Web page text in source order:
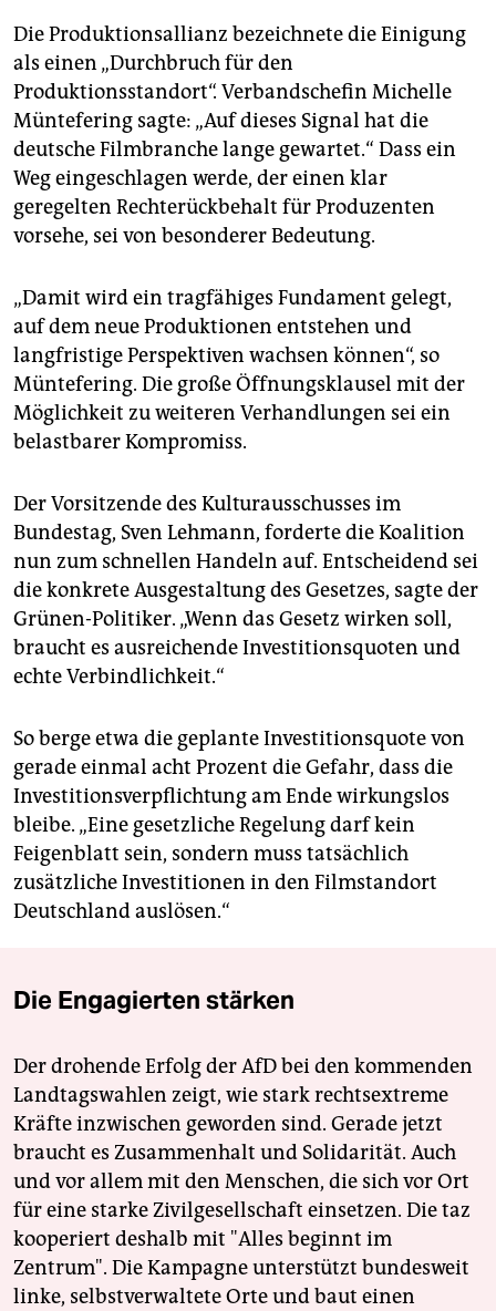
Die Produktionsallianz bezeichnete die Einigung
als einen „Durchbruch für den
Produktionsstandort“. Verbandschefin Michelle
Müntefering sagte: „Auf dieses Signal hat die
deutsche Filmbranche lange gewartet.“ Dass ein
Weg eingeschlagen werde, der einen klar
geregelten Rechterückbehalt für Produzenten
vorsehe, sei von besonderer Bedeutung.
„Damit wird ein tragfähiges Fundament gelegt,
auf dem neue Produktionen entstehen und
langfristige Perspektiven wachsen können“, so
Müntefering. Die große Öffnungsklausel mit der
Möglichkeit zu weiteren Verhandlungen sei ein
belastbarer Kompromiss.
Der Vorsitzende des Kulturausschusses im
Bundestag, Sven Lehmann, forderte die Koalition
nun zum schnellen Handeln auf. Entscheidend sei
die konkrete Ausgestaltung des Gesetzes, sagte der
Grünen-Politiker. „Wenn das Gesetz wirken soll,
braucht es ausreichende Investitionsquoten und
echte Verbindlichkeit.“
So berge etwa die geplante Investitionsquote von
gerade einmal acht Prozent die Gefahr, dass die
Investitionsverpflichtung am Ende wirkungslos
bleibe. „Eine gesetzliche Regelung darf kein
Feigenblatt sein, sondern muss tatsächlich
zusätzliche Investitionen in den Filmstandort
Deutschland auslösen.“
Die Engagierten stärken
Der drohende Erfolg der AfD bei den kommenden
Landtagswahlen zeigt, wie stark rechtsextreme
Kräfte inzwischen geworden sind. Gerade jetzt
braucht es Zusammenhalt und Solidarität. Auch
und vor allem mit den Menschen, die sich vor Ort
für eine starke Zivilgesellschaft einsetzen. Die taz
kooperiert deshalb mit "Alles beginnt im
Zentrum". Die Kampagne unterstützt bundesweit
linke, selbstverwaltete Orte und baut einen